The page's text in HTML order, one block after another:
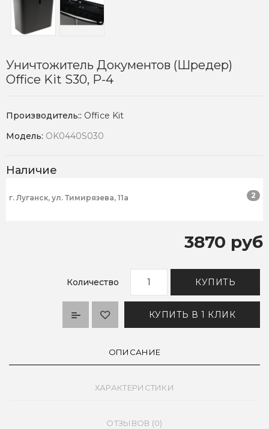
Уничтожитель Документов (шредер)
Office Kit S30, P-4
Производитель:: Office Kit
Модель: OK0440S030
Наличие
г. Луганск, ул. Тимирязева, 11а 2
3870 руб
Количество КУПИТЬ
КУПИТЬ В 1 КЛИК
ОПИСАНИЕ
ХАРАКТЕРИСТИКИ
ОТЗЫВОВ (0)